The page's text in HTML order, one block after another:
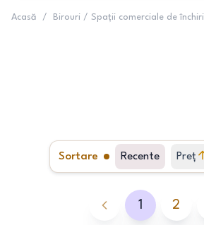
Acasă / Birouri / Spații comerciale de
Sortare Recente Preț
1 2